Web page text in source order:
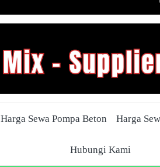
Harga Sewa Pompa Beton Harga
Hubungi Kami